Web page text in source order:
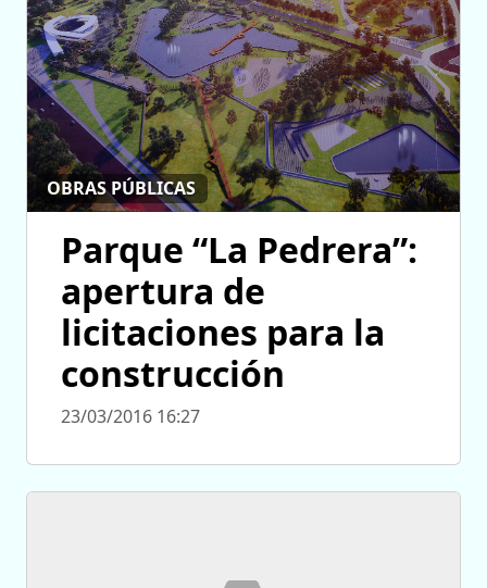
OBRAS PÚBLICAS
Parque “La Pedrera”:
apertura de
licitaciones para la
construcción
23/03/2016 16:27